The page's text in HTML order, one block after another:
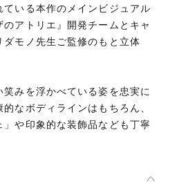
いる本作のメインビジュアル
アトリエ』開発チームとキャ
ダモノ先生ご監修のもと立体
みを浮かべている姿を忠実に
なボディラインはもちろん、
や印象的な装飾品なども丁寧